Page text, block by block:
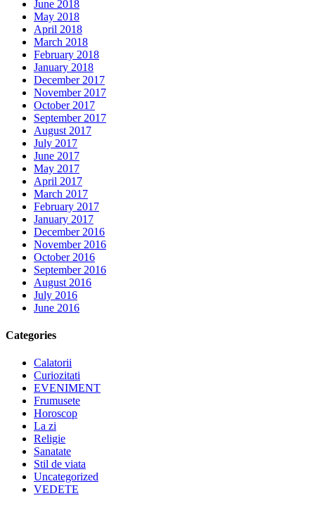
June 2018
May 2018
April 2018
March 2018
February 2018
January 2018
December 2017
November 2017
October 2017
September 2017
August 2017
July 2017
June 2017
May 2017
April 2017
March 2017
February 2017
January 2017
December 2016
November 2016
October 2016
September 2016
August 2016
July 2016
June 2016
Categories
Calatorii
Curiozitati
EVENIMENT
Frumusete
Horoscop
La zi
Religie
Sanatate
Stil de viata
Uncategorized
VEDETE